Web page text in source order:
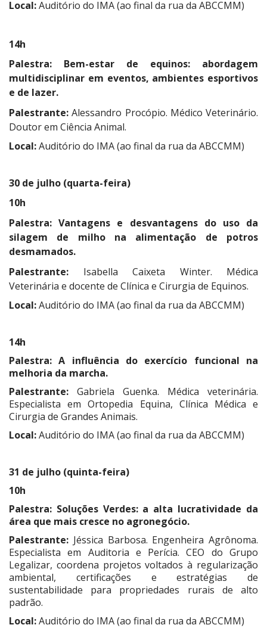
Local:Auditório do IMA (ao final da rua da ABCCMM)
14h
Palestra: Bem-estar de equinos: abordagem
multidisciplinar em eventos, ambientes esportivos
e de lazer.
Palestrante:Alessandro Procópio. Médico Veterinário.
Doutor em Ciência Animal.
Local:Auditório do IMA (ao final da rua da ABCCMM)
30 de julho (quarta-feira)
10h
Palestra: Vantagens e desvantagens do uso da
silagem de milho na alimentação de potros
desmamados.
Palestrante: Isabella Caixeta Winter. Médica
Veterinária e docente de Clínica e Cirurgia de Equinos.
Local:Auditório do IMA (ao final da rua da ABCCMM)
14h
Palestra:A influência do exercício funcional na
melhoria da marcha.
Palestrante: Gabriela Guenka. Médica veterinária.
Especialista em Ortopedia Equina, Clínica Médica e
Cirurgia de Grandes Animais.
Local:Auditório do IMA (ao final da rua da ABCCMM)
31 de julho (quinta-feira)
10h
Palestra: Soluções Verdes: a alta lucratividade da
área que mais cresce no agronegócio.
Palestrante: Jéssica Barbosa. Engenheira Agrônoma.
Especialista em Auditoria e Perícia. CEO do Grupo
Legalizar, coordena projetos voltados à regularização
ambiental, certificações e estratégias de
sustentabilidade para propriedades rurais de alto
padrão.
Local:Auditório do IMA (ao final da rua da ABCCMM)